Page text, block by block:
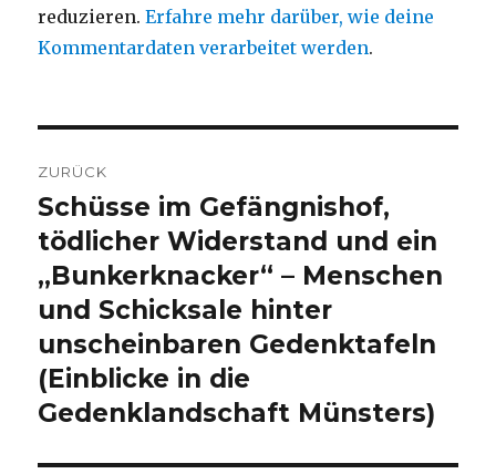
reduzieren.Erfahre mehr darüber, wie deine
Kommentardaten verarbeitet werden.
ZURÜCK
Vorheriger
Beitrag:
Schüsse im Gefängnishof,
tödlicher Widerstand und ein
„Bunkerknacker“ – Menschen
und Schicksale hinter
unscheinbaren Gedenktafeln
(Einblicke in die
Gedenklandschaft Münsters)